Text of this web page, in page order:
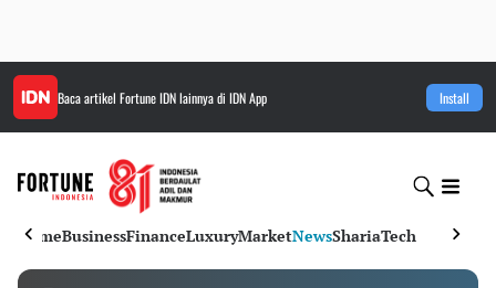
Baca artikel Fortune IDNlainnya di IDN App Install
HomeBusinessFinanceLuxuryMarketNewsShariaTech